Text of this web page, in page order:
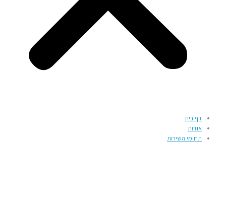
דף בית
אודות
תחומי השירות